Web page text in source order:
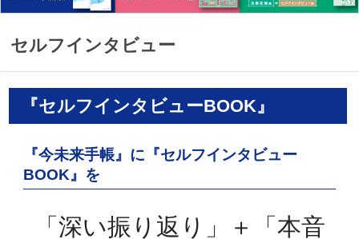
セルフインタビュー
『セルフインタビューBOOK』
『今未来手帳』に『セルフインタビュー
BOOK』を
「深い振り返り」＋「本音